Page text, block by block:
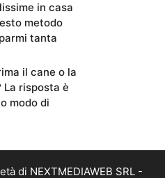
in casa
metodo
tanta
il cane o la
risposta è
modo di
di NEXTMEDIAWEB SRL -